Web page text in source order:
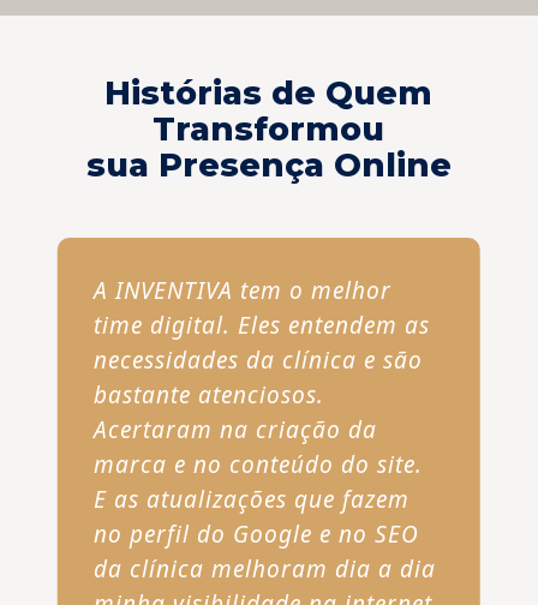
Histórias de Quem
Transformou
sua Presença Online
A INVENTIVA tem o melhor
time digital. Eles entendem as
necessidades da clínica e são
bastante atenciosos.
Acertaram na criação da
marca e no conteúdo do site.
E as atualizações que fazem
no perfil do Google e no SEO
da clínica melhoram dia a dia